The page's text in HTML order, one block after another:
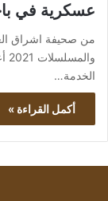
عسكرية في
الخدمة…
أكمل القراءة »